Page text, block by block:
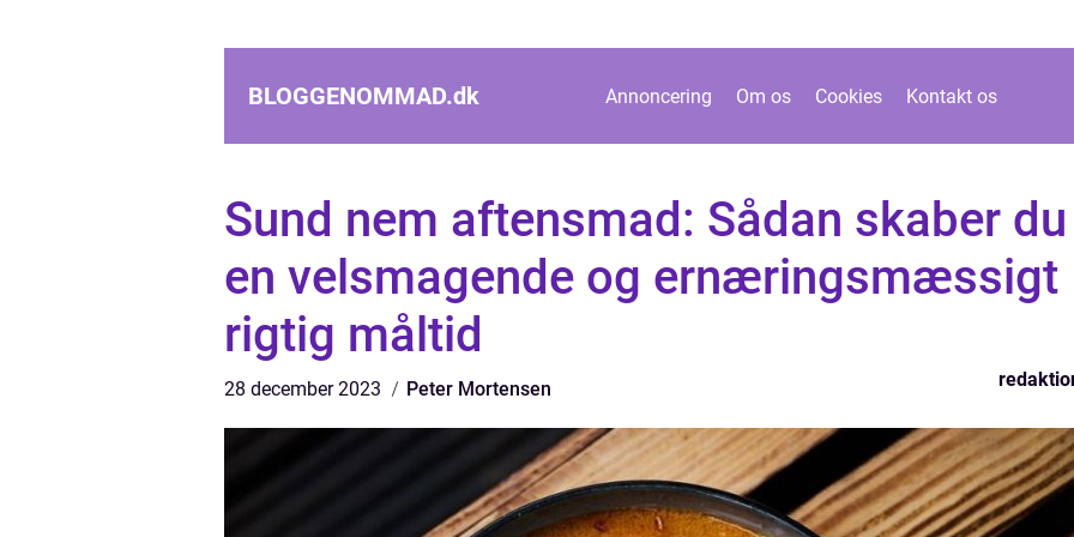
BLOGGENOMMAD.dk Annoncering Om os Cookies Kontakt os
Sund nem aftensmad: Sådan skaber du
en velsmagende og ernæringsmæssigt
rigtig måltid
28 december 2023 Peter Mortensen